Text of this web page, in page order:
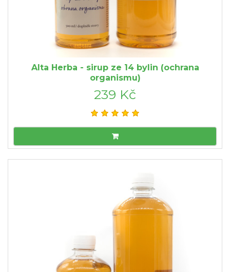
Alta Herba - sirup ze 14 bylin (ochrana
organismu)
239 Kč